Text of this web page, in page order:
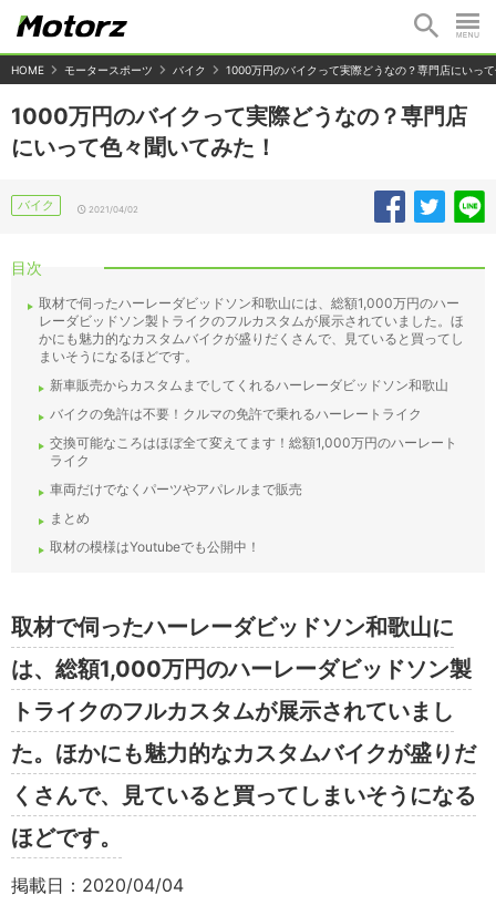
HOME モータースポーツ バイク 1000万円のバイクって実際どうなの？専門店にいっ
1000万円のバイクって実際どうなの？専門店
にいって色々聞いてみた！
バイク 2021/04/02
目次
取材で伺ったハーレーダビッドソン和歌山には、総額1,000万円のハー
レーダビッドソン製トライクのフルカスタムが展示されていました。ほ
かにも魅力的なカスタムバイクが盛りだくさんで、見ていると買ってし
まいそうになるほどです。
新車販売からカスタムまでしてくれるハーレーダビッドソン和歌山
バイクの免許は不要！クルマの免許で乗れるハーレートライク
交換可能なころはほぼ全て変えてます！総額1,000万円のハーレート
ライク
車両だけでなくパーツやアパレルまで販売
まとめ
取材の模様はYoutubeでも公開中！
取材で伺ったハーレーダビッドソン和歌山に
は、総額1,000万円のハーレーダビッドソン製
トライクのフルカスタムが展示されていまし
た。ほかにも魅力的なカスタムバイクが盛りだ
くさんで、見ていると買ってしまいそうになる
ほどです。
掲載日：2020/04/04